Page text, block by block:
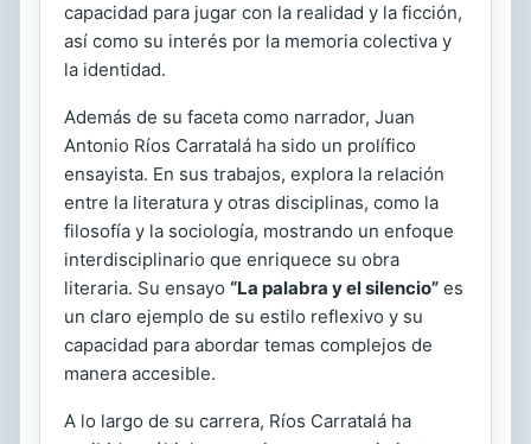
capacidad para jugar con la realidad y la ficción,
así como su interés por la memoria colectiva y
la identidad.
Además de su faceta como narrador, Juan
Antonio Ríos Carratalá ha sido un prolífico
ensayista. En sus trabajos, explora la relación
entre la literatura y otras disciplinas, como la
filosofía y la sociología, mostrando un enfoque
interdisciplinario que enriquece su obra
literaria. Su ensayo “La palabra y el silencio” es
un claro ejemplo de su estilo reflexivo y su
capacidad para abordar temas complejos de
manera accesible.
A lo largo de su carrera, Ríos Carratalá ha